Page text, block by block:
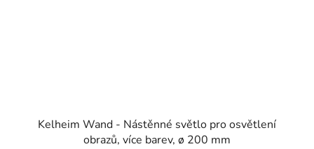
Kelheim Wand - Nástěnné světlo pro osvětlení
obrazů, více barev, ø 200 mm